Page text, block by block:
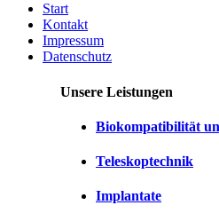
Start
Kontakt
Impressum
Datenschutz
Unsere Leistungen
Biokompatibilität
Teleskoptechnik
Implantate